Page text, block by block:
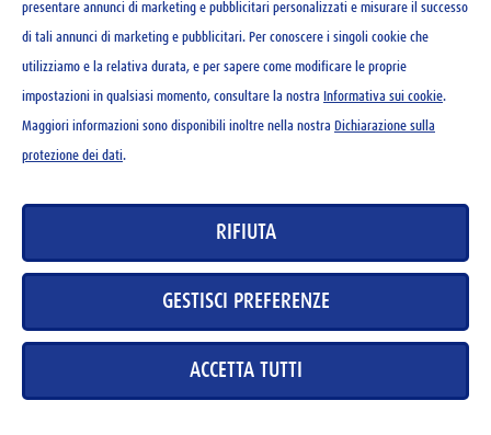
CONTATTO
presentare annunci di marketing e pubblicitari personalizzati e misurare il successo
di tali annunci di marketing e pubblicitari. Per conoscere i singoli cookie che
utilizziamo e la relativa durata, e per sapere come modificare le proprie
impostazioni in qualsiasi momento, consultare la nostra Informativa sui cookie.
Maggiori informazioni sono disponibili inoltre nella nostra Dichiarazione sulla
protezione dei dati.
RIFIUTA
GESTISCI PREFERENZE
ACCETTA TUTTI